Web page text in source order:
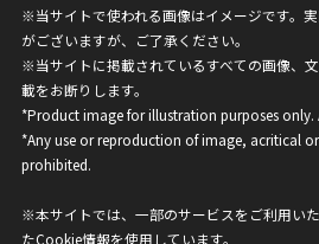
※当サイトで使われる画像はイメージです。
がございますが、ご了承ください。
※当サイトに掲載されているすべての画像、
載をお断りします。
*Product image for illustration purposes
*Any use or reproduction of image, acritical
prohibited.
※本サイトでは、一部のサービスをご利用い
たCookie情報を使用しています。